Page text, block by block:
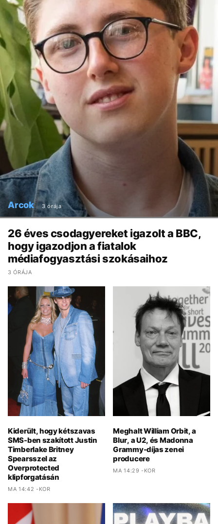
Arcok 3 órája
26 éves csodagyereket igazolt a BBC,
hogy igazodjon a fiatalok
médiafogyasztási szokásaihoz
3 ÓRÁJA
Kiderült, hogy kétszavas
SMS-ben szakított Justin
Timberlake Britney
Spearsszel az
Overprotected
klipforgatásán
MA 14:42 -KOR
Meghalt William Orbit, a
Blur, a U2, és Madonna
Grammy-díjas zenei
producere
MA 14:29 -KOR